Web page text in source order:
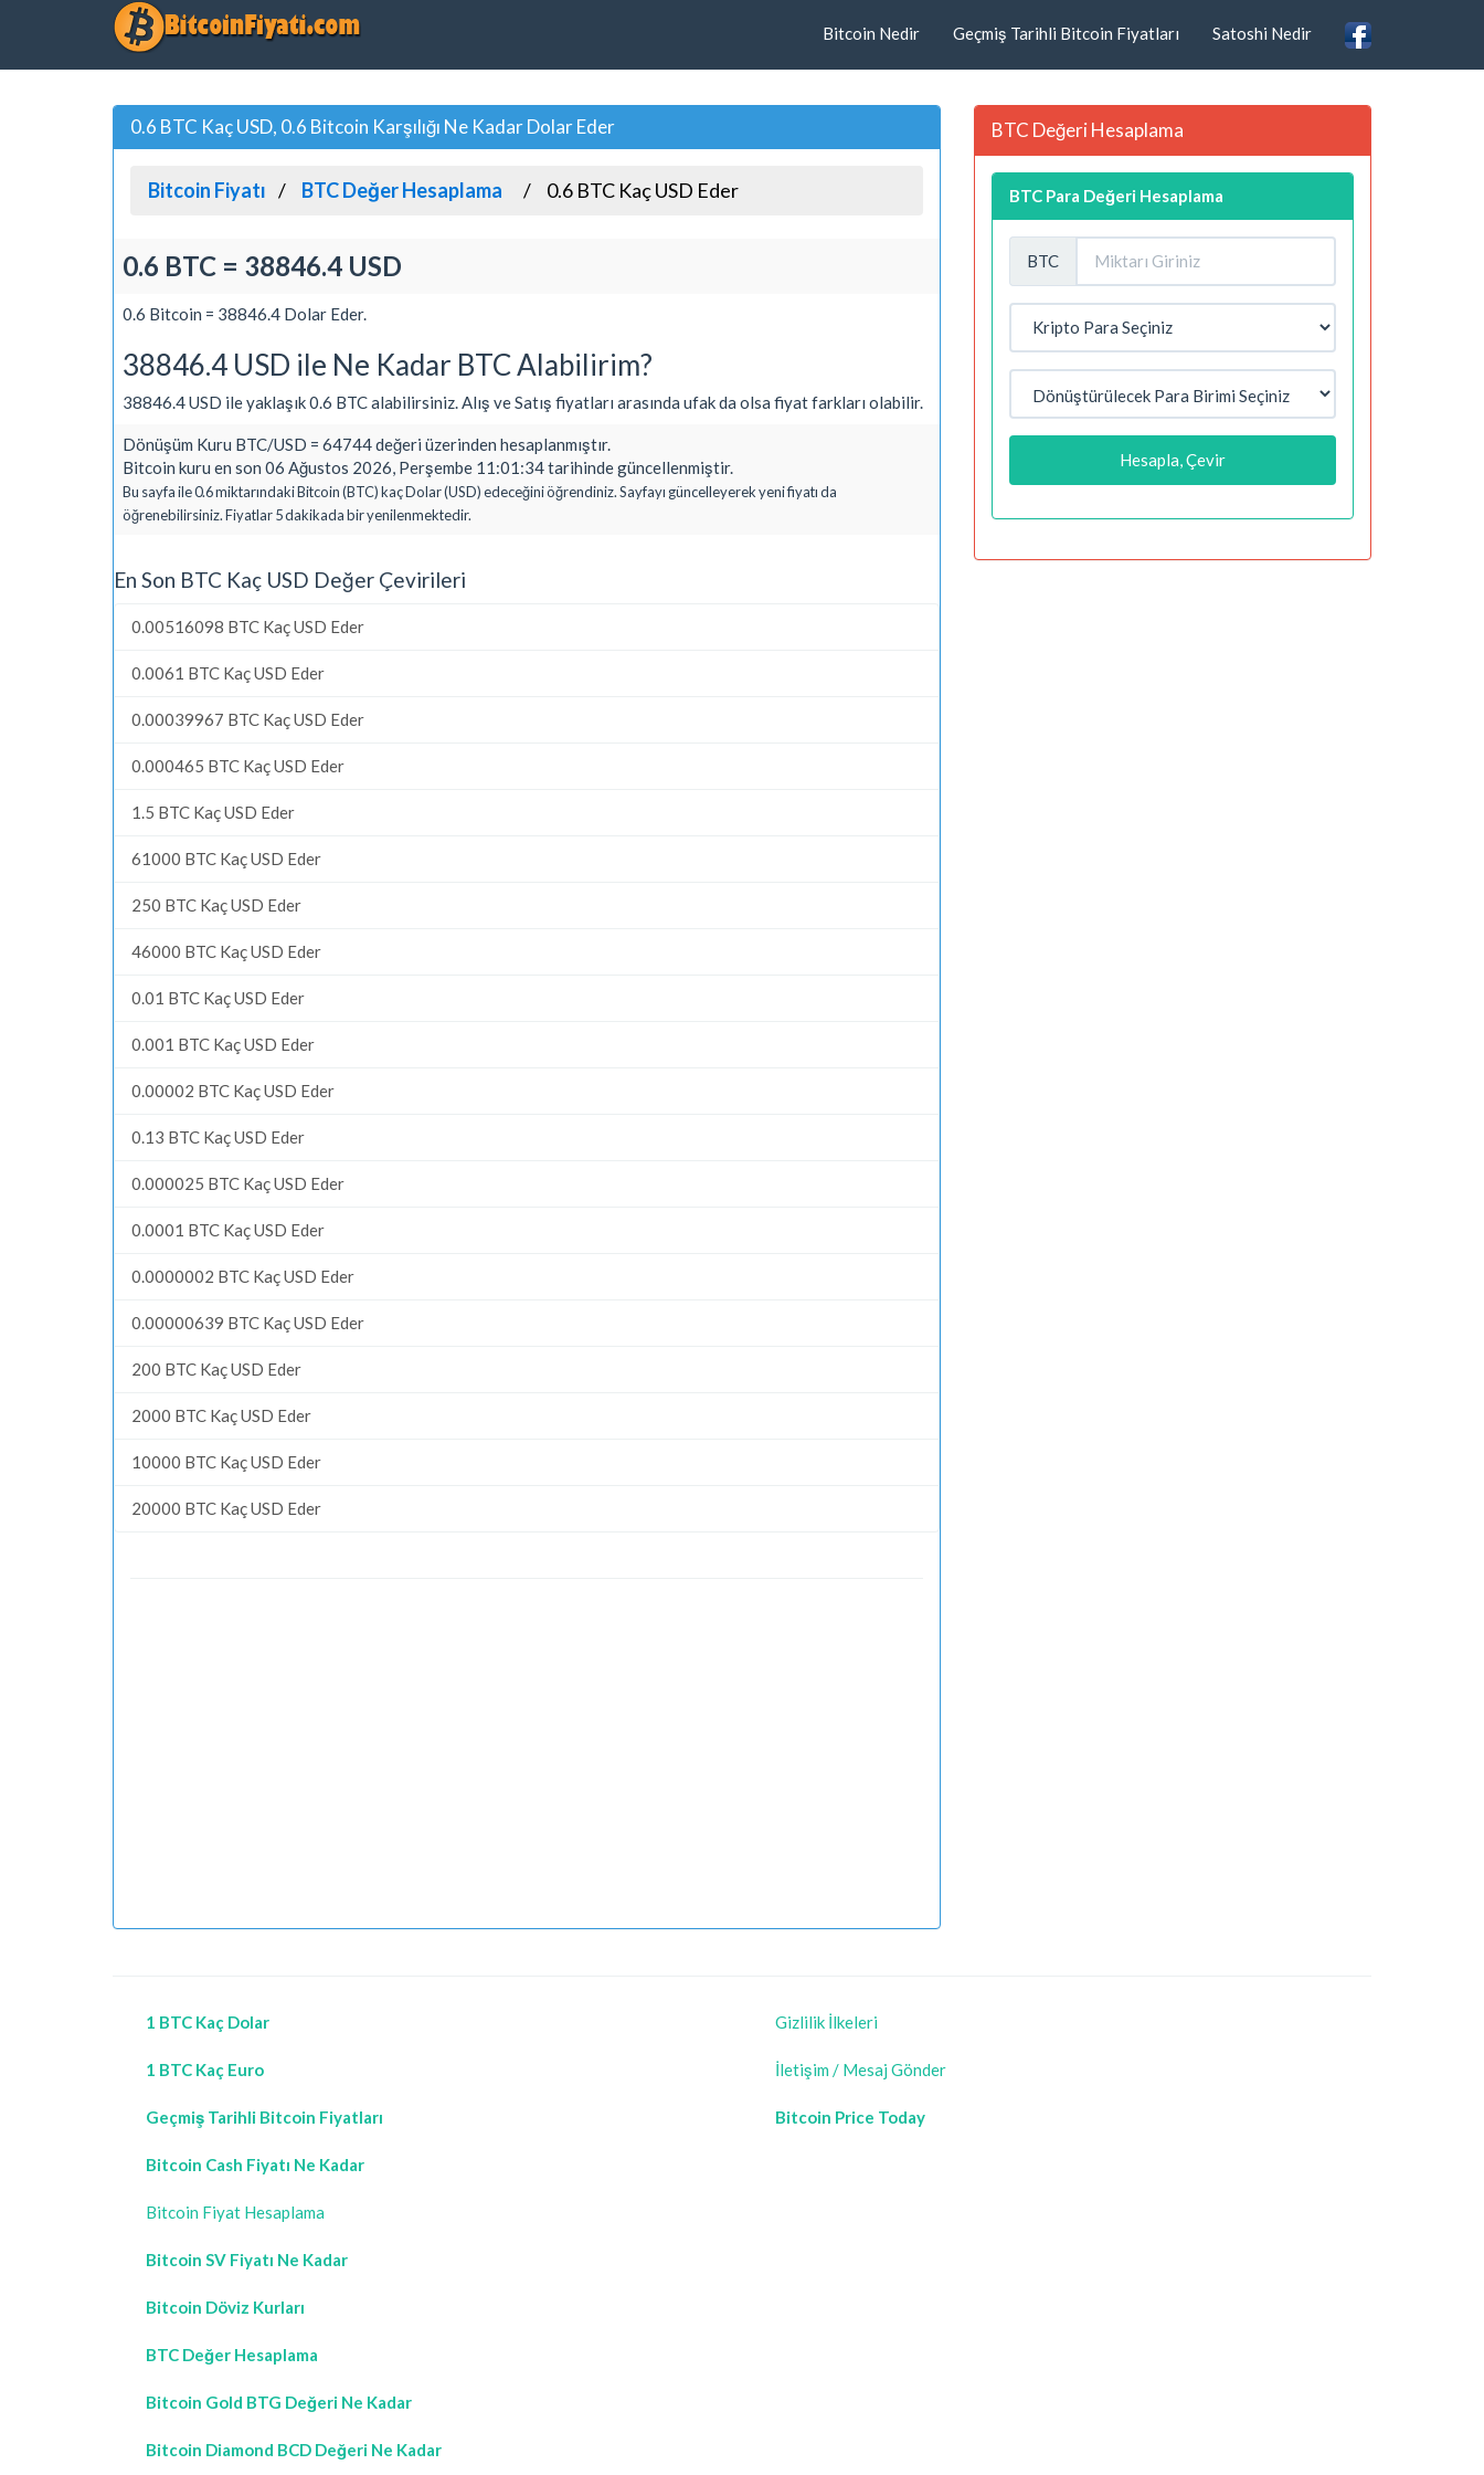
Bitcoin Nedir Geçmiş Tarihli Bitcoin Fiyatları Satoshi Nedir
0.6 BTC Kaç USD, 0.6 Bitcoin Karşılığı Ne Kadar Dolar Eder
Bitcoin Fiyatı BTC Değer Hesaplama 0.6 BTC Kaç USD Eder
0.6 BTC = 38846.4 USD
0.6 Bitcoin = 38846.4 Dolar Eder.
38846.4 USD ile Ne Kadar BTC Alabilirim?
38846.4 USD ile yaklaşık 0.6 BTC alabilirsiniz. Alış ve Satış fiyatları arasında ufak da olsa fiyat farkları olabilir.
Dönüşüm Kuru BTC/USD = 64744 değeri üzerinden hesaplanmıştır.
Bitcoin kuru en son 06 Ağustos 2026, Perşembe 11:01:34 tarihinde güncellenmiştir.
Bu sayfa ile 0.6 miktarındaki Bitcoin (BTC) kaç Dolar (USD) edeceğini öğrendiniz. Sayfayı güncelleyerek yeni fiyatı da
öğrenebilirsiniz. Fiyatlar 5 dakikada bir yenilenmektedir.
En Son BTC Kaç USD Değer Çevirileri
0.00516098 BTC Kaç USD Eder
0.0061 BTC Kaç USD Eder
0.00039967 BTC Kaç USD Eder
0.000465 BTC Kaç USD Eder
1.5 BTC Kaç USD Eder
61000 BTC Kaç USD Eder
250 BTC Kaç USD Eder
46000 BTC Kaç USD Eder
0.01 BTC Kaç USD Eder
0.001 BTC Kaç USD Eder
0.00002 BTC Kaç USD Eder
0.13 BTC Kaç USD Eder
0.000025 BTC Kaç USD Eder
0.0001 BTC Kaç USD Eder
0.0000002 BTC Kaç USD Eder
0.00000639 BTC Kaç USD Eder
200 BTC Kaç USD Eder
2000 BTC Kaç USD Eder
10000 BTC Kaç USD Eder
20000 BTC Kaç USD Eder
BTC Değeri Hesaplama
BTC Para Değeri Hesaplama
BTC
Hesapla, Çevir
1 BTC Kaç Dolar
1 BTC Kaç Euro
Geçmiş Tarihli Bitcoin Fiyatları
Bitcoin Cash Fiyatı Ne Kadar
Bitcoin Fiyat Hesaplama
Bitcoin SV Fiyatı Ne Kadar
Bitcoin Döviz Kurları
BTC Değer Hesaplama
Bitcoin Gold BTG Değeri Ne Kadar
Bitcoin Diamond BCD Değeri Ne Kadar
Gizlilik İlkeleri
İletişim / Mesaj Gönder
Bitcoin Price Today